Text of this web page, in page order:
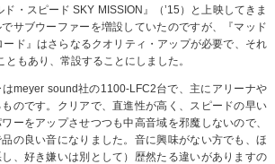
ド・スピード SKY MISSION』（’15）と上映してきま
サブウーファーを増設していたのですが、『マッド
ド』はさらなるクオリティ・アップが必要で、それ
ともあり、常設することにしました。
meyer sound社の1100-LFC2台で、主にアリーナや
のです。クリアで、直進性が高く、スピードの早い
ーをアップさせつつも中高音域を邪魔しないので、
の良い音になりました。音に興味がない方でも、ほ
、好き嫌いは別として）歴然たる違いがありますの